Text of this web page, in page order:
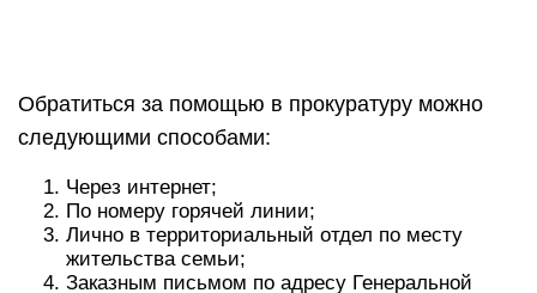
Обратиться за помощью в прокуратуру можно
следующими способами:
Через интернет;
По номеру горячей линии;
Лично в территориальный отдел по месту
жительства семьи;
Заказным письмом по адресу Генеральной